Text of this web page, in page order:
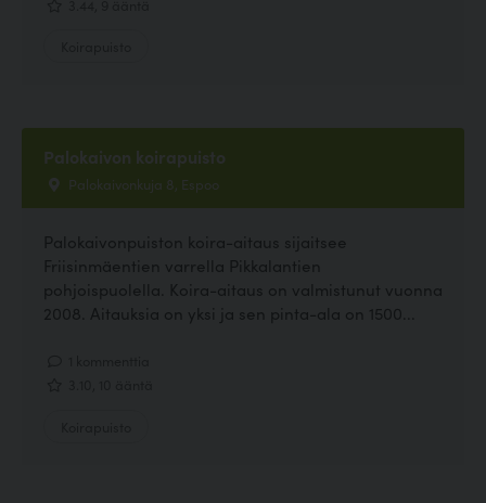
Palokaivon koirapuisto
Palokaivonkuja 8, Espoo
Palokaivonpuiston koira-aitaus sijaitsee
Friisinmäentien varrella Pikkalantien
pohjoispuolella. Koira-aitaus on valmistunut vuonna
2008. Aitauksia on yksi ja sen pinta-ala on 1500...